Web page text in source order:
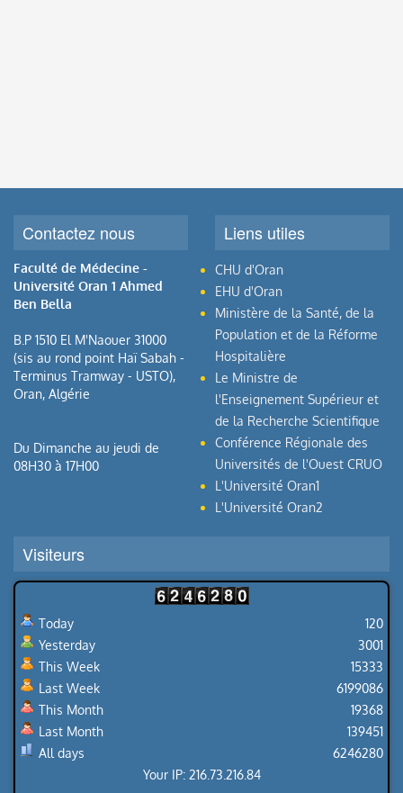
Contactez nous
Faculté de Médecine -
Université Oran 1 Ahmed
Ben Bella
B.P 1510 El M'Naouer 31000
(sis au rond point Haï Sabah -
Terminus Tramway - USTO),
Oran, Algérie
Du Dimanche au jeudi de
08H30 à 17H00
Liens utiles
CHU d'Oran
EHU d'Oran
Ministère de la Santé, de la
Population et de la Réforme
Hospitalière
Le Ministre de
l'Enseignement Supérieur et
de la Recherche Scientifique
Conférence Régionale des
Universités de l'Ouest CRUO
L'Université Oran1
L'Université Oran2
Visiteurs
Today
Yesterday
This Week
Last Week
This Month
Last Month
All days
120
3001
15333
6199086
19368
139451
6246280
Your IP: 216.73.216.84